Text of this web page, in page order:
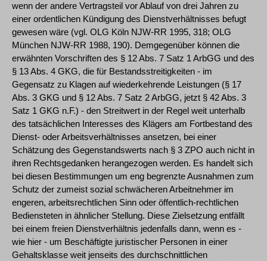
wenn der andere Vertragsteil vor Ablauf von drei Jahren zu
einer ordentlichen Kündigung des Dienstverhältnisses befugt
gewesen wäre (vgl. OLG Köln NJW-RR 1995, 318; OLG
München NJW-RR 1988, 190). Demgegenüber können die
erwähnten Vorschriften des § 12 Abs. 7 Satz 1 ArbGG und des
§ 13 Abs. 4 GKG, die für Bestandsstreitigkeiten - im
Gegensatz zu Klagen auf wiederkehrende Leistungen (§ 17
Abs. 3 GKG und § 12 Abs. 7 Satz 2 ArbGG, jetzt § 42 Abs. 3
Satz 1 GKG n.F.) - den Streitwert in der Regel weit unterhalb
des tatsächlichen Interesses des Klägers am Fortbestand des
Dienst- oder Arbeitsverhältnisses ansetzen, bei einer
Schätzung des Gegenstandswerts nach § 3 ZPO auch nicht in
ihren Rechtsgedanken herangezogen werden. Es handelt sich
bei diesen Bestimmungen um eng begrenzte Ausnahmen zum
Schutz der zumeist sozial schwächeren Arbeitnehmer im
engeren, arbeitsrechtlichen Sinn oder öffentlich-rechtlichen
Bediensteten in ähnlicher Stellung. Diese Zielsetzung entfällt
bei einem freien Dienstverhältnis jedenfalls dann, wenn es -
wie hier - um Beschäftigte juristischer Personen in einer
Gehaltsklasse weit jenseits des durchschnittlichen